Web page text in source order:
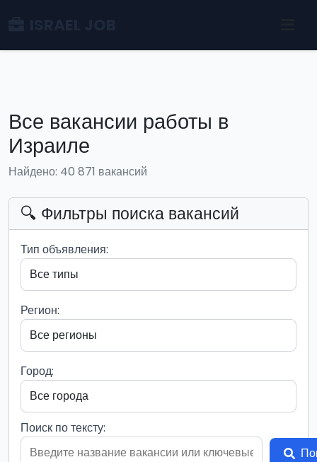
Все вакансии работы в
Израиле
Найдено: 40 871 вакансий
🔍 Фильтры поиска вакансий
Тип объявления:
Регион:
Город:
Поиск по тексту: